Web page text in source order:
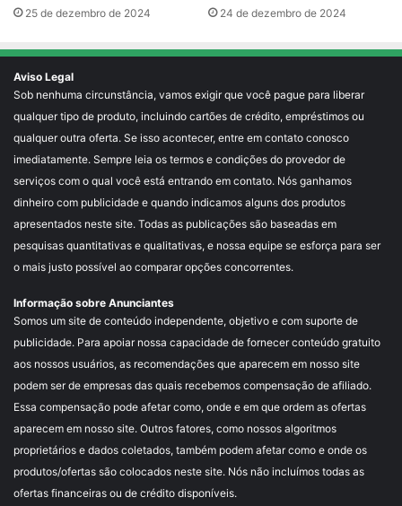
25 de dezembro de 2024 24 de dezembro de 2024
Aviso Legal
Sob nenhuma circunstância, vamos exigir que você pague para liberar
qualquer tipo de produto, incluindo cartões de crédito, empréstimos ou
qualquer outra oferta. Se isso acontecer, entre em contato conosco
imediatamente. Sempre leia os termos e condições do provedor de
serviços com o qual você está entrando em contato. Nós ganhamos
dinheiro com publicidade e quando indicamos alguns dos produtos
apresentados neste site. Todas as publicações são baseadas em
pesquisas quantitativas e qualitativas, e nossa equipe se esforça para ser
o mais justo possível ao comparar opções concorrentes.
Informação sobre Anunciantes
Somos um site de conteúdo independente, objetivo e com suporte de
publicidade. Para apoiar nossa capacidade de fornecer conteúdo gratuito
aos nossos usuários, as recomendações que aparecem em nosso site
podem ser de empresas das quais recebemos compensação de afiliado.
Essa compensação pode afetar como, onde e em que ordem as ofertas
aparecem em nosso site. Outros fatores, como nossos algoritmos
proprietários e dados coletados, também podem afetar como e onde os
produtos/ofertas são colocados neste site. Nós não incluímos todas as
ofertas financeiras ou de crédito disponíveis.